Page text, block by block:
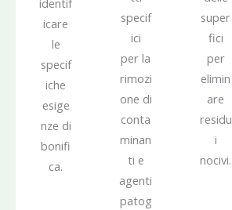
identif
icare
le
specif
iche
esige
nze di
bonifi
ca.
specif
ici
per la
rimozi
one di
conta
minan
ti e
agenti
patog
super
fici
per
elimin
are
residu
i
nocivi.